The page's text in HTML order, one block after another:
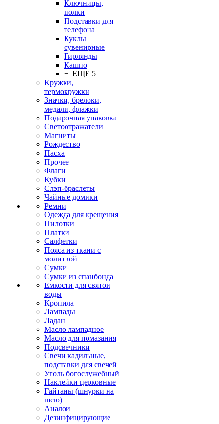
Ключницы,
полки
Подставки для
телефона
Куклы
сувенирные
Гирлянды
Кашпо
+ ЕЩЕ 5
Кружки,
термокружки
Значки, брелоки,
медали, флажки
Подарочная упаковка
Светоотражатели
Магниты
Рождество
Пасха
Прочее
Флаги
Кубки
Слэп-браслеты
Чайные домики
Ремни
Одежда для крещения
Пилотки
Платки
Салфетки
Пояса из ткани с
молитвой
Сумки
Сумки из спанбонда
Емкости для святой
воды
Кропила
Лампады
Ладан
Масло лампадное
Масло для помазания
Подсвечники
Свечи кадильные,
подставки для свечей
Уголь богослужебный
Наклейки церковные
Гайтаны (шнурки на
шею)
Аналои
Дезинфицирующие